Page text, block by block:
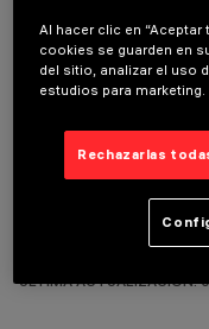
DATOS
ÚLTIMA
Al hacer clic en
cookies se guarden en
del sitio, analizar el uso
estudios para marketing.
Rechazarlas